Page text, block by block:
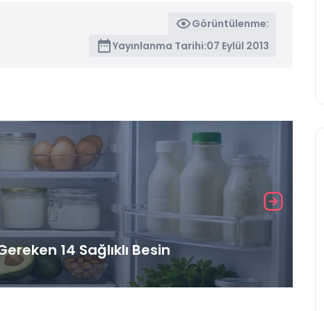
Görüntülenme:
Yayınlanma Tarihi:07 Eylül 2013
14 Sağlıklı Besin